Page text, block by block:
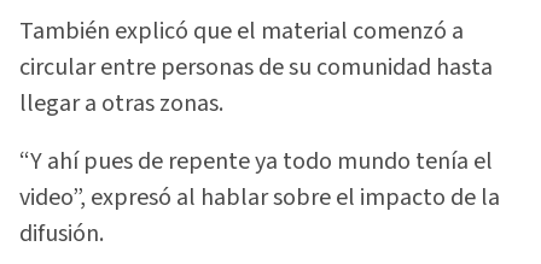
También explicó que el material comenzó a
circular entre personas de su comunidad hasta
llegar a otras zonas.
“Y ahí pues de repente ya todo mundo tenía el
video”, expresó al hablar sobre el impacto de la
difusión.